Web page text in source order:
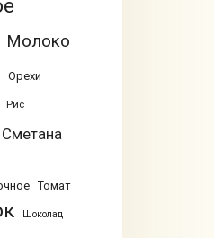
Молоко
Орехи
Рис
Сметана
Томат
Шоколад